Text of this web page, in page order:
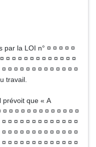
par la LOI n° ¤ ¤ ¤ ¤ ¤
¤ ¤ ¤ ¤ ¤ ¤ ¤ ¤ ¤ ¤ ¤ ¤
¤ ¤ ¤ ¤ ¤ ¤ ¤ ¤ ¤ ¤ ¤ ¤
travail.
prévoit que « A
¤ ¤ ¤ ¤ ¤ ¤ ¤ ¤ ¤ ¤ ¤ ¤
¤ ¤ ¤ ¤ ¤ ¤ ¤ ¤ ¤ ¤ ¤ ¤
¤ ¤ ¤ ¤ ¤ ¤ ¤ ¤ ¤ ¤ ¤ ¤
¤ ¤ ¤ ¤ ¤ ¤ ¤ ¤ ¤ ¤ ¤ ¤